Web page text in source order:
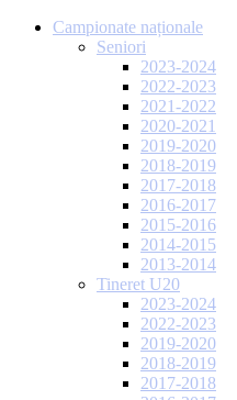
Campionate naționale
Seniori
2023-2024
2022-2023
2021-2022
2020-2021
2019-2020
2018-2019
2017-2018
2016-2017
2015-2016
2014-2015
2013-2014
Tineret U20
2023-2024
2022-2023
2019-2020
2018-2019
2017-2018